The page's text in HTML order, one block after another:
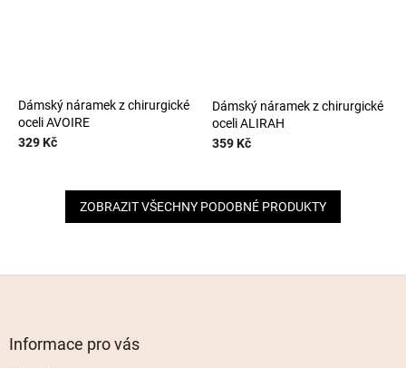
Dámský náramek z chirurgické
oceli AVOIRE
329 Kč
Dámský náramek z chirurgické
oceli ALIRAH
359 Kč
ZOBRAZIT VŠECHNY PODOBNÉ PRODUKTY
Informace pro vás